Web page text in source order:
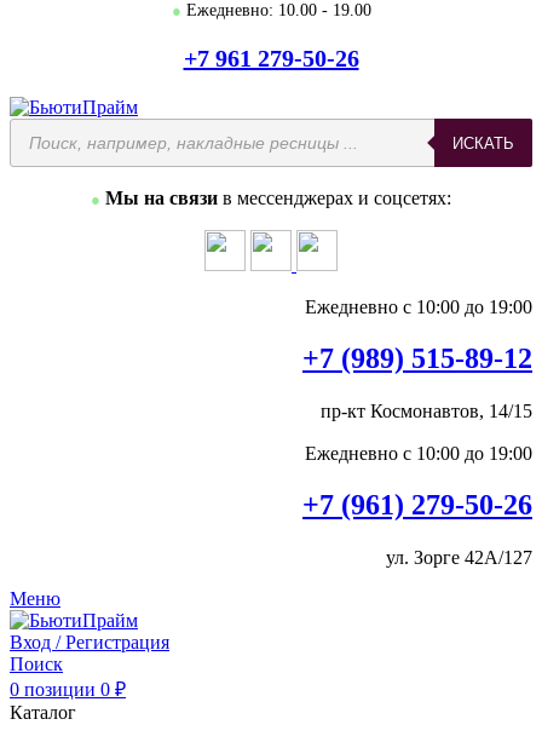
● Ежедневно: 10.00 - 19.00
+7 961 279-50-26
ИСКАТЬ
● Мы на связи в мессенджерах и соцсетях:
Ежедневно с 10:00 до 19:00
+7 (989) 515-89-12
пр-кт Космонавтов, 14/15
Ежедневно с 10:00 до 19:00
+7 (961) 279-50-26
ул. Зорге 42А/127
Меню
Вход / Регистрация
Поиск
0 позиции 0 ₽
Каталог